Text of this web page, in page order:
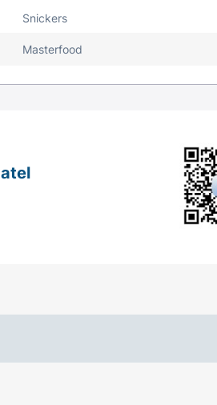
Snickers
Masterfood